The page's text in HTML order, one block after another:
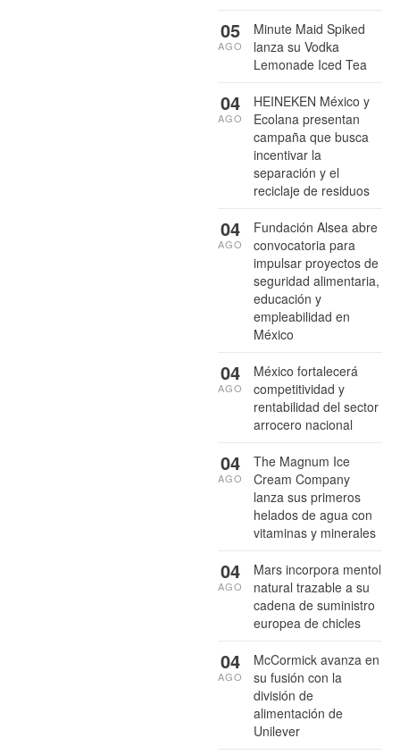
Minute Maid Spiked
lanza su Vodka
Lemonade Iced Tea
05
AGO
HEINEKEN México y
Ecolana presentan
campaña que busca
incentivar la
separación y el
reciclaje de residuos
04
AGO
Fundación Alsea abre
convocatoria para
impulsar proyectos de
seguridad alimentaria,
educación y
empleabilidad en
México
04
AGO
México fortalecerá
competitividad y
rentabilidad del sector
arrocero nacional
04
AGO
The Magnum Ice
Cream Company
lanza sus primeros
helados de agua con
vitaminas y minerales
04
AGO
Mars incorpora mentol
natural trazable a su
cadena de suministro
europea de chicles
04
AGO
McCormick avanza en
su fusión con la
división de
alimentación de
Unilever
04
AGO